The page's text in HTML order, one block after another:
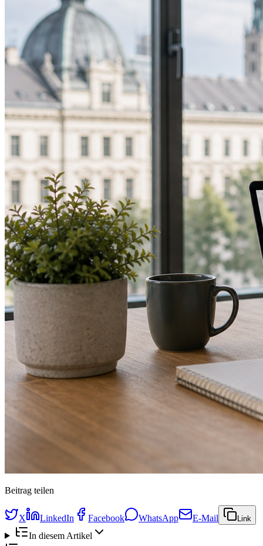
Beitrag teilen
X LinkedIn Facebook WhatsApp E-Mail Link
In diesem Artikel